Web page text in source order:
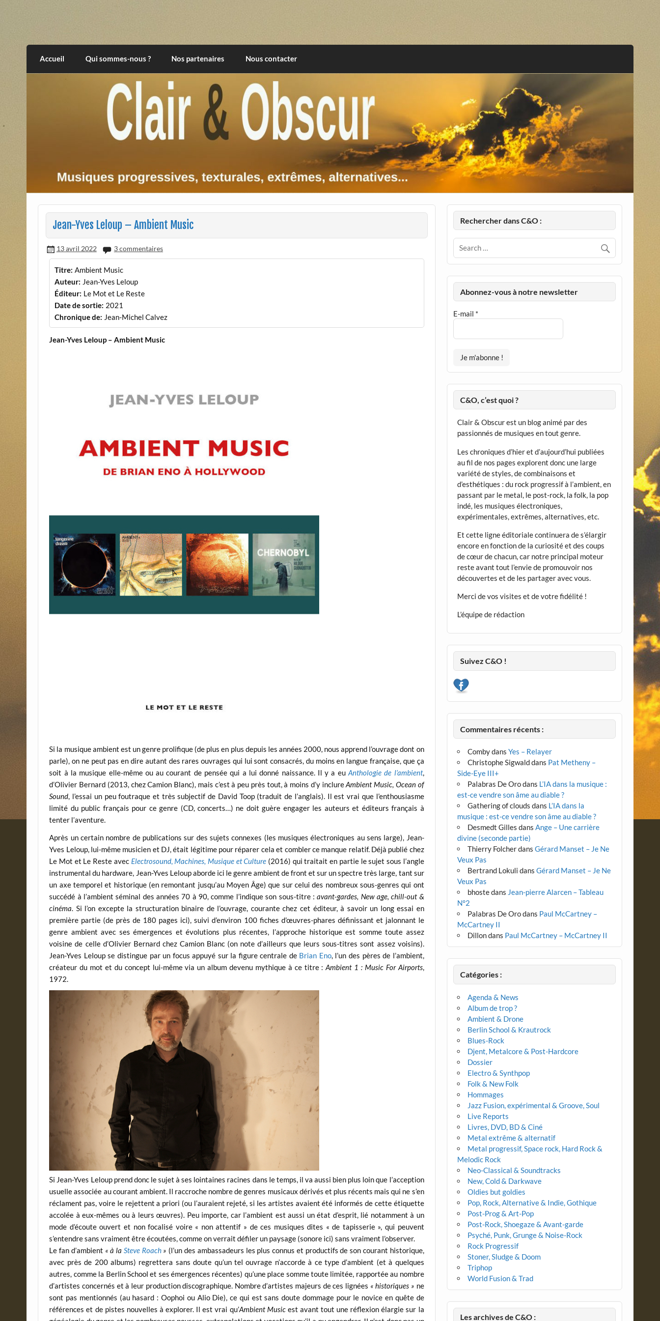
Clair et Obscur
Accueil Qui sommes-nous ? Nos partenaires Nous contacter
Jean-Yves Leloup – Ambient Music
13 avril 2022 3 commentaires
Titre: Ambient Music
Auteur: Jean-Yves Leloup
Éditeur: Le Mot et Le Reste
Date de sortie: 2021
Chronique de: Jean-Michel Calvez
Jean-Yves Leloup – Ambient Music
Si la musique ambient est un genre prolifique (de plus en plus depuis les années 2000, nous apprend l’ouvrage dont on
parle), on ne peut pas en dire autant des rares ouvrages qui lui sont consacrés, du moins en langue française, que ça
soit à la musique elle-même ou au courant de pensée qui a lui donné naissance. Il y a eu Anthologie de l’ambient,
d’Olivier Bernard (2013, chez Camion Blanc), mais c’est à peu près tout, à moins d’y inclureAmbient Music, Ocean of
Sound, l’essai un peu foutraque et très subjectif de David Toop (traduit de l’anglais). Il est vrai que l’enthousiasme
limité du public français pour ce genre (CD, concerts…) ne doit guère engager les auteurs et éditeurs français à
tenter l’aventure.
Après un certain nombre de publications sur des sujets connexes (les musiques électroniques au sens large), Jean-
Yves Leloup, lui-même musicien et DJ, était légitime pour réparer cela et combler ce manque relatif. Déjà publié chez
Le Mot et Le Reste avec Electrosound, Machines, Musique et Culture (2016) qui traitait en partie le sujet sous l’angle
instrumental du hardware, Jean-Yves Leloup aborde ici le genre ambient de front et sur un spectre très large, tant sur
un axe temporel et historique (en remontant jusqu’au Moyen Âge) que sur celui des nombreux sous-genres qui ont
succédé à l’ambient séminal des années 70 à 90, comme l’indique son sous-titre :avant-gardes, New age, chill-out &
cinéma. Si l’on excepte la structuration binaire de l’ouvrage, courante chez cet éditeur, à savoir un long essai en
première partie (de près de 180 pages ici), suivi d’environ 100 fiches d’œuvres-phares définissant et jalonnant le
genre ambient avec ses émergences et évolutions plus récentes, l’approche historique est somme toute assez
voisine de celle d’Olivier Bernard chez Camion Blanc (on note d’ailleurs que leurs sous-titres sont assez voisins).
Jean-Yves Leloup se distingue par un focus appuyé sur la figure centrale de Brian Eno, l’un des pères de l’ambient,
créateur du mot et du concept lui-même via un album devenu mythique à ce titre :Ambient 1 : Music For Airports,
1972.
Si Jean-Yves Leloup prend donc le sujet à ses lointaines racines dans le temps, il va aussi bien plus loin que l’acception
usuelle associée au courant ambient. Il raccroche nombre de genres musicaux dérivés et plus récents mais qui ne s’en
réclament pas, voire le rejettent a priori (ou l’auraient rejeté, si les artistes avaient été informés de cette étiquette
accolée à eux-mêmes ou à leurs œuvres). Peu importe, car l’ambient est aussi un état d’esprit, lié notamment à un
mode d’écoute ouvert et non focalisé voire « non attentif » de ces musiques dites « de tapisserie », qui peuvent
s’entendre sans vraiment être écoutées, comme on verrait défiler un paysage (sonore ici) sans vraiment l’observer.
Le fan d’ambient « à la Steve Roach» (l’un des ambassadeurs les plus connus et productifs de son courant historique,
avec près de 200 albums) regrettera sans doute qu’un tel ouvrage n’accorde à ce type d’ambient (et à quelques
autres, comme la Berlin School et ses émergences récentes) qu’une place somme toute limitée, rapportée au nombre
d’artistes concernés et à leur production discographique. Nombre d’artistes majeurs de ces lignées « historiques » ne
sont pas mentionnés (au hasard : Oophoi ou Alio Die), ce qui est sans doute dommage pour le novice en quête de
références et de pistes nouvelles à explorer. Il est vrai qu’Ambient Musicest avant tout une réflexion élargie sur la
Rechercher dans C&O :
Abonnez-vous à notre newsletter
E-mail *
C&O, c’est quoi ?
Clair & Obscur est un blog animé par des
passionnés de musiques en tout genre.
Les chroniques d’hier et d’aujourd’hui publiées
au fil de nos pages explorent donc une large
variété de styles, de combinaisons et
d’esthétiques : du rock progressif à l’ambient, en
passant par le metal, le post-rock, la folk, la pop
indé, les musiques électroniques,
expérimentales, extrêmes, alternatives, etc.
Et cette ligne éditoriale continuera de s’élargir
encore en fonction de la curiosité et des coups
de cœur de chacun, car notre principal moteur
reste avant tout l’envie de promouvoir nos
découvertes et de les partager avec vous.
Merci de vos visites et de votre fidélité !
L’équipe de rédaction
Suivez C&O !
Commentaires récents :
CombydansYes – Relayer
Christophe Sigwalddans Pat Metheny –
Side-Eye III+
Palabras De Orodans L’IA dans la musique :
est-ce vendre son âme au diable ?
Gathering of clouds dans L’IA dans la
musique : est-ce vendre son âme au diable ?
Desmedt Gilles dansAnge – Une carrière
divine (seconde partie)
Thierry FolcherdansGérard Manset – Je Ne
Veux Pas
Bertrand Lokuli dansGérard Manset – Je Ne
Veux Pas
bhostedans Jean-pierre Alarcen – Tableau
N°2
Palabras De Orodans Paul McCartney –
McCartney II
Dillondans Paul McCartney – McCartney II
Catégories :
Agenda & News
Album de trop ?
Ambient & Drone
Berlin School & Krautrock
Blues-Rock
Djent, Metalcore & Post-Hardcore
Dossier
Electro & Synthpop
Folk & New Folk
Hommages
Jazz Fusion, expérimental & Groove, Soul
Live Reports
Livres, DVD, BD & Ciné
Metal extrême & alternatif
Metal progressif, Space rock, Hard Rock &
Melodic Rock
Neo-Classical & Soundtracks
New, Cold & Darkwave
Oldies but goldies
Pop, Rock, Alternative & Indie, Gothique
Post-Prog & Art-Pop
Post-Rock, Shoegaze & Avant-garde
Psyché, Punk, Grunge & Noise-Rock
Rock Progressif
Stoner, Sludge & Doom
Triphop
World Fusion & Trad
Les archives de C&O :